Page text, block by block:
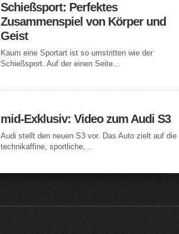
Schießsport: Perfektes
Zusammenspiel von Körper und
Geist
Kaum eine Sportart ist so umstritten wie der
Schießsport. Auf der einen Seite...
mid-Exklusiv: Video zum Audi S3
Audi stellt den neuen S3 vor. Das Auto zielt auf die
technikaffine, sportliche,...